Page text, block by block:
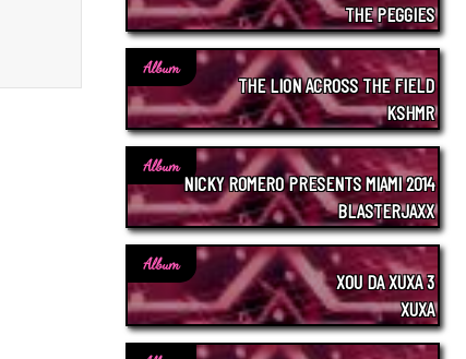
THE PEGGIES
Album
THE LION ACROSS THE FIELD
KSHMR
Album
NICKY ROMERO PRESENTS MIAMI 2014
BLASTERJAXX
Album
XOU DA XUXA 3
XUXA